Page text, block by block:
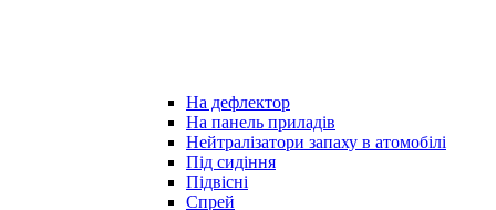
На дефлектор
На панель приладів
Нейтралізатори запаху в атомобілі
Під сидіння
Підвісні
Спрей